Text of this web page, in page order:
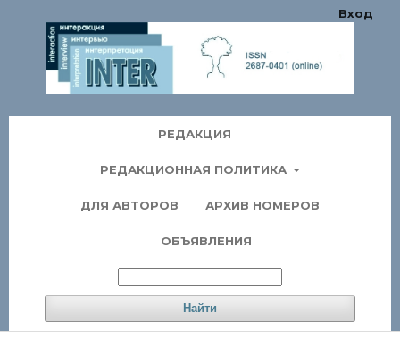
РЕДАКЦИЯ
РЕДАКЦИОННАЯ ПОЛИТИКА
ДЛЯ АВТОРОВ АРХИВ НОМЕРОВ
ОБЪЯВЛЕНИЯ
Найти
Вход